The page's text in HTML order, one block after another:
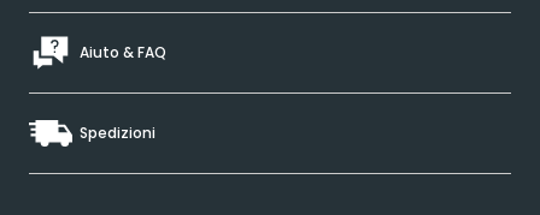
Aiuto & FAQ
Spedizioni